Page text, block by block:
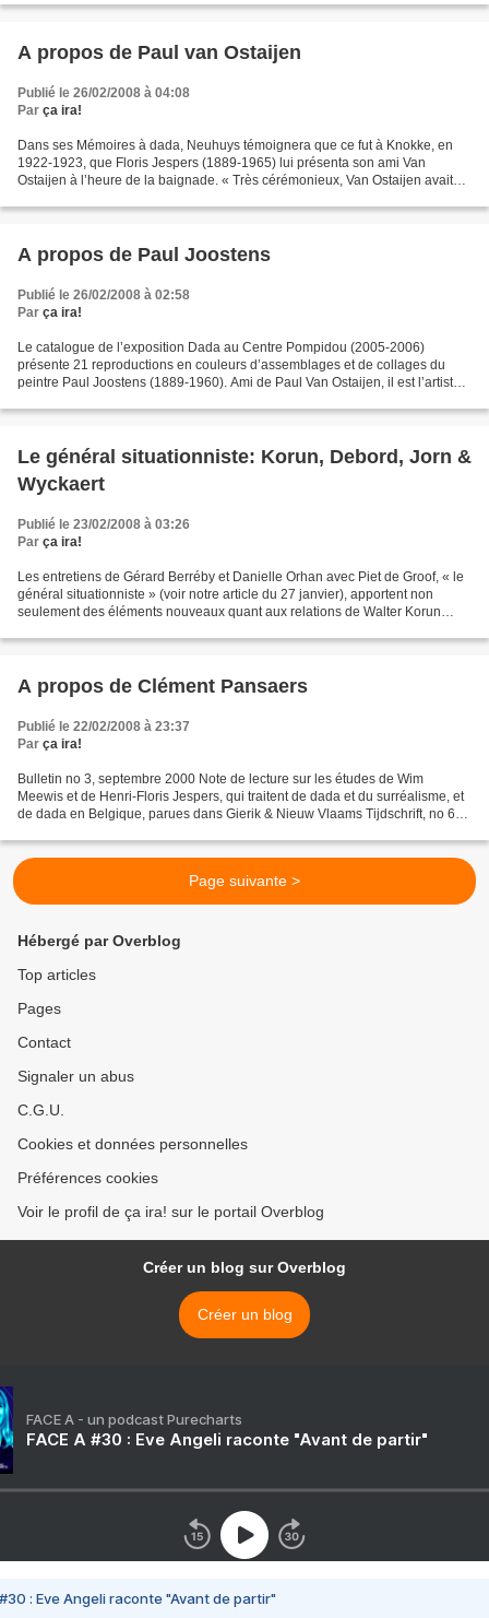
A propos de Paul van Ostaijen
Publié le 26/02/2008 à 04:08
Par ça ira!
Dans ses Mémoires à dada, Neuhuys témoignera que ce fut à Knokke, en
1922-1923, que Floris Jespers (1889-1965) lui présenta son ami Van
Ostaijen à l’heure de la baignade. « Très cérémonieux, Van Ostaijen avait
A propos de Paul Joostens
Publié le 26/02/2008 à 02:58
Par ça ira!
Le catalogue de l’exposition Dada au Centre Pompidou (2005-2006)
présente 21 reproductions en couleurs d’assemblages et de collages du
peintre Paul Joostens (1889-1960). Ami de Paul Van Ostaijen, il est l’artiste
Le général situationniste: Korun, Debord, Jorn &
Wyckaert
Publié le 23/02/2008 à 03:26
Par ça ira!
Les entretiens de Gérard Berréby et Danielle Orhan avec Piet de Groof, « le
général situationniste » (voir notre article du 27 janvier), apportent non
seulement des éléments nouveaux quant aux relations de Walter Korun
A propos de Clément Pansaers
Publié le 22/02/2008 à 23:37
Par ça ira!
Bulletin no 3, septembre 2000 Note de lecture sur les études de Wim
Meewis et de Henri-Floris Jespers, qui traitent de dada et du surréalisme, et
de dada en Belgique, parues dans Gierik & Nieuw Vlaams Tijdschrift, no 64 ;
Page suivante >
Hébergé par Overblog
Top articles
Pages
Contact
Signaler un abus
C.G.U.
Cookies et données personnelles
Préférences cookies
Voir le profil de ça ira! sur le portail Overblog
Créer un blog sur Overblog
Créer un blog
FACE A - un podcast Purecharts
FACE A #30 : Eve Angeli raconte "Avant de partir"
#30 : Eve Angeli raconte "Avant de partir"